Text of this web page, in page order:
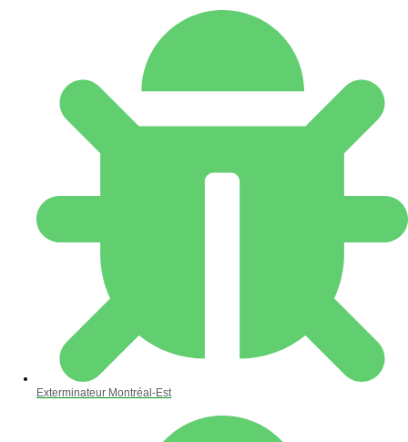
Exterminateur Montréal-Est